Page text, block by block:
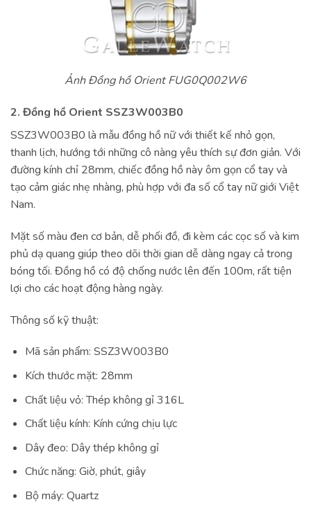
Ảnh Đồng hồ Orient FUG0Q002W6
2. Đồng hồ Orient SSZ3W003B0
SSZ3W003B0 là mẫu đồng hồ nữ với thiết kế nhỏ gọn,
thanh lịch, hướng tới những cô nàng yêu thích sự đơn giản. Với
đường kính chỉ 28mm, chiếc đồng hồ này ôm gọn cổ tay và
tạo cảm giác nhẹ nhàng, phù hợp với đa số cổ tay nữ giới Việt
Nam.
Mặt số màu đen cơ bản, dễ phối đồ, đi kèm các cọc số và kim
phủ dạ quang giúp theo dõi thời gian dễ dàng ngay cả trong
bóng tối. Đồng hồ có độ chống nước lên đến 100m, rất tiện
lợi cho các hoạt động hàng ngày.
Thông số kỹ thuật:
Mã sản phẩm: SSZ3W003B0
Kích thước mặt: 28mm
Chất liệu vỏ: Thép không gỉ 316L
Chất liệu kính: Kính cứng chịu lực
Dây đeo: Dây thép không gỉ
Chức năng: Giờ, phút, giây
Bộ máy: Quartz